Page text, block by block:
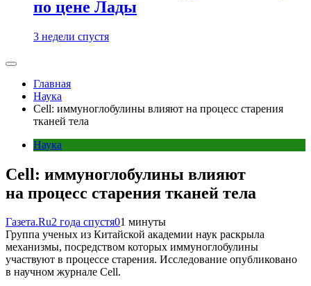
по цене Лады
3 недели спустя
Главная
Наука
Cell: иммуноглобулины влияют на процесс старения
тканей тела
Наука
Cell: иммуноглобулины влияют
на процесс старения тканей тела
Газета.Ru2 года спустя01 минуты
Группа ученых из Китайской академии наук раскрыла
механизмы, посредством которых иммуноглобулины
участвуют в процессе старения. Исследование опубликовано
в научном журнале Cell.